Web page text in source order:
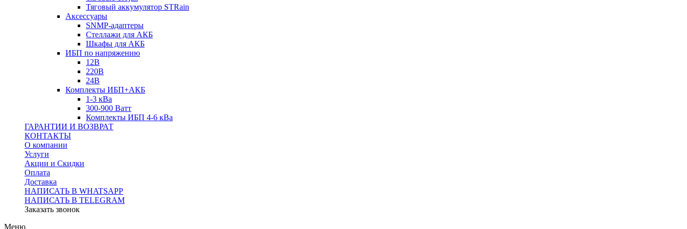
Тяговый аккумулятор STRain
Аксессуары
SNMP-адаптеры
Стеллажи для АКБ
Шкафы для АКБ
ИБП по напряжению
12В
220В
24В
Комплекты ИБП+АКБ
1-3 кВа
300-900 Ватт
Комплекты ИБП 4-6 кВа
ГАРАНТИИ И ВОЗВРАТ
КОНТАКТЫ
О компании
Услуги
Акции и Скидки
Оплата
Доставка
НАПИСАТЬ В WHATSAPP
НАПИСАТЬ В TELEGRAM
Заказать звонок
Меню